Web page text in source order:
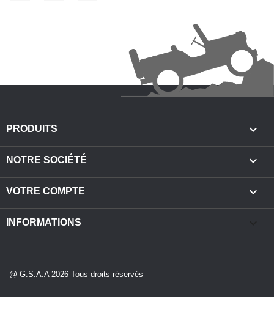
PRODUITS 
NOTRE SOCIÉTÉ 
VOTRE COMPTE 
INFORMATIONS
@ G.S.A.A 2026 Tous droits réservés